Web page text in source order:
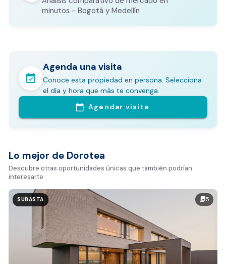
CALCULADORA DE GASTOS NOTARIALES
minutos - Bogotá y Medellín
En pocos minutos avalúa con este Análisis
Comparativo de Mercado (inicialmente
Bogotá y Medellín)
Análisis basado en datos reales:
Tiempo promedio de venta en la zona
Rango de precios de arriendo en el sector
Valor exclusivo para clientes de Dorotea:
20.000 COP
REALIZAR AVALÚO AHORA
event_available
Agenda una visita
Conoce esta propiedad en persona. Selecciona
el día y hora que más te convenga.
calendar_today Agendar visita
Lo mejor de Dorotea
Descubre otras oportunidades únicas que también podrían
interesarte
photo_library5
SUBASTA